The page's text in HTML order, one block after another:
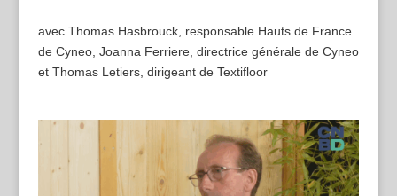
avec Thomas Hasbrouck, responsable Hauts de France
de Cyneo, Joanna Ferriere, directrice générale de Cyneo
et Thomas Letiers, dirigeant de Textifloor